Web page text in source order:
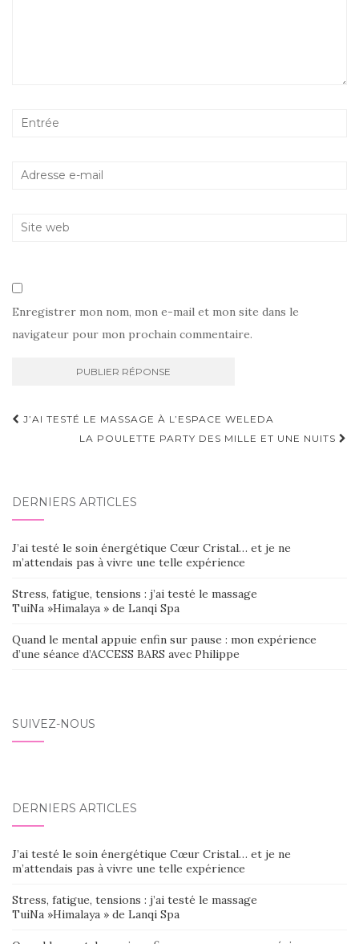
Enregistrer mon nom, mon e-mail et mon site dans le
navigateur pour mon prochain commentaire.
Navigation
d'article
J’AI TESTÉ LE MASSAGE À L’ESPACE WELEDA
LA POULETTE PARTY DES MILLE ET UNE NUITS
DERNIERS ARTICLES
J’ai testé le soin énergétique Cœur Cristal… et je ne
m’attendais pas à vivre une telle expérience
Stress, fatigue, tensions : j’ai testé le massage
TuiNa »Himalaya » de Lanqi Spa
Quand le mental appuie enfin sur pause : mon expérience
d’une séance d’ACCESS BARS avec Philippe
SUIVEZ-NOUS
DERNIERS ARTICLES
J’ai testé le soin énergétique Cœur Cristal… et je ne
m’attendais pas à vivre une telle expérience
Stress, fatigue, tensions : j’ai testé le massage
TuiNa »Himalaya » de Lanqi Spa